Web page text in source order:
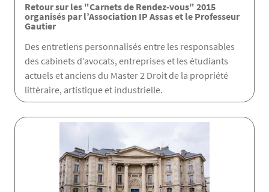
Retour sur les "Carnets de Rendez-vous" 2015
organisés par l’Association IP Assas et le Professeur
Gautier
Des entretiens personnalisés entre les responsables
des cabinets d’avocats, entreprises et les étudiants
actuels et anciens du Master 2 Droit de la propriété
littéraire, artistique et industrielle.